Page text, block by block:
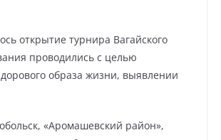
открытие турнира Вагайского
проводились с целью
образа жизни, выявлении
«Аромашевский район»,